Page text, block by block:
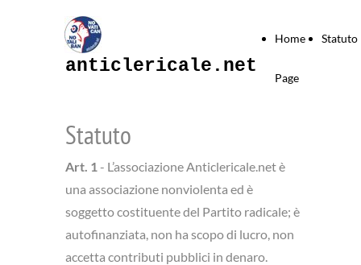
Home
Page
Statuto
anticlericale.net
Statuto
Art. 1- L’associazione Anticlericale.net è
una associazione nonviolenta ed è
soggetto costituente del Partito radicale; è
autofinanziata, non ha scopo di lucro, non
accetta contributi pubblici in denaro.